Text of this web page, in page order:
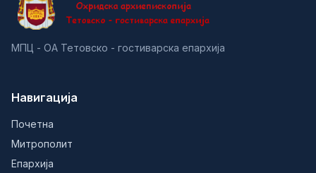
МПЦ - ОА Тетовско - гостиварска епархија
Навигација
Почетна
Митрополит
Епархија